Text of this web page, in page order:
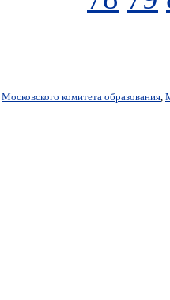
Московского комитета образования,